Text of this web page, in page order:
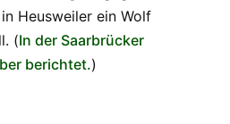
Heusweiler ein Wolf
(In der Saarbrücker
berichtet.)